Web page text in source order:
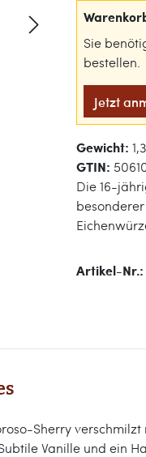
Sie
bestellen.
Jetzt
Gewicht:
GTIN:
Die 16-
Artikel-Nr.:
Sherry
Vanille und ein